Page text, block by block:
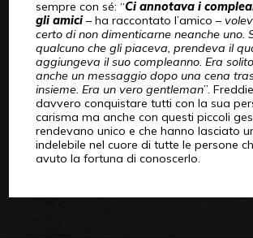
sempre con sé: “Ci annotava i
gli amici – ha raccontato l’amico –
certo di non dimenticarne neanche uno.
qualcuno che gli piaceva, prendeva il
aggiungeva il suo compleanno. Era
anche un messaggio dopo una cena
insieme. Era un vero gentleman”.
davvero conquistare tutti con la sua
carisma ma anche con questi piccoli
rendevano unico e che hanno lasciato
indelebile nel cuore di tutte le persone
avuto la fortuna di conoscerlo.